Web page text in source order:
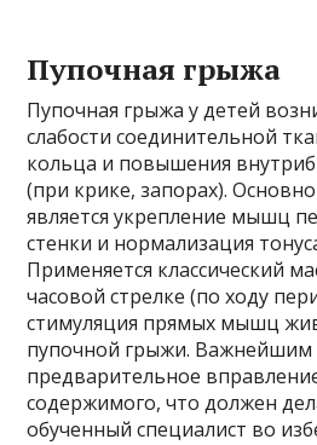
Пупочная грыжа
Пупочная грыжа у детей
слабости соединительной
кольца и повышения
(при крике, запорах).
является укрепление мышц
стенки и нормализация
Применяется классический
часовой стрелке (по ходу
стимуляция прямых мышц
пупочной грыжи. Важнейшим
предварительное
содержимого, что должен
обученный специалист во